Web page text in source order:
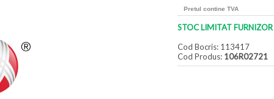
Pretul contine TVA
STOC LIMITAT FURNIZOR
Cod Bocris: 113417
Cod Produs: 106R02721